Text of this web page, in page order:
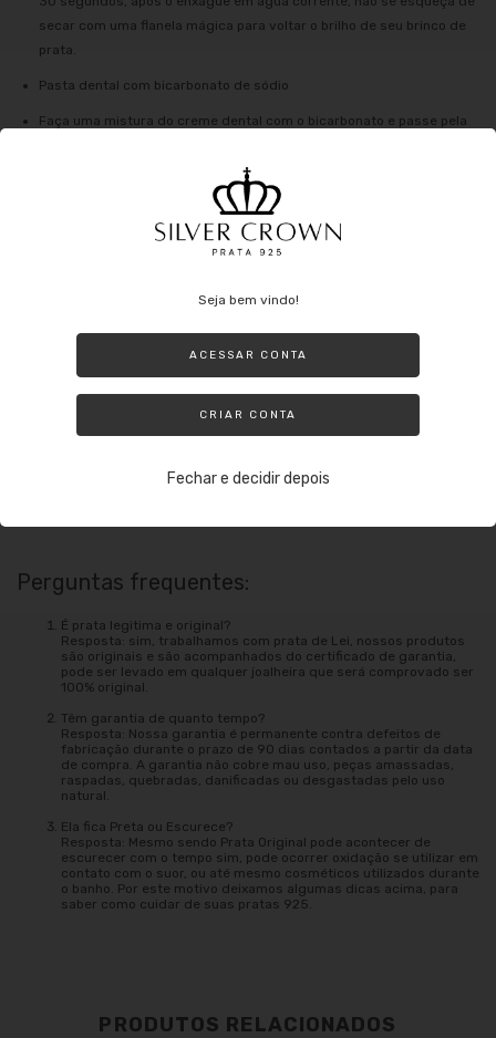
secar com uma flanela mágica para voltar o brilho de seu brinco de
prata.
Pasta dental com bicarbonato de sódio
Faça uma mistura do creme dental com o bicarbonato e passe pela
Deixe agir por 5 minutos e enxágue com água corrente e o lave com
um detergente neutro, por fim secar com uma flanela mágica, desta
forma irá voltar o brilho da prata.
Evite usar a Prata ao fazer tarefas domésticas que possam envolver o
Outros agentes que podem danificar: tintas de cabelo, perfumes e até
Perguntas frequentes:
É prata legitima e original?
Resposta: sim, trabalhamos com prata de Lei, nossos produtos
são originais e são acompanhados do certificado de garantia,
pode ser levado em qualquer joalheira que será comprovado ser
100% original.
Têm garantia de quanto tempo?
Resposta: Nossa garantia é permanente contra defeitos de
fabricação durante o prazo de 90 dias contados a partir da data
de compra. A garantia não cobre mau uso, peças amassadas,
raspadas, quebradas, danificadas ou desgastadas pelo uso
natural.
Ela fica Preta ou Escurece?
Resposta: Mesmo sendo Prata Original pode acontecer de
escurecer com o tempo sim, pode ocorrer oxidação se utilizar em
contato com o suor, ou até mesmo cosméticos utilizados durante
o banho. Por este motivo deixamos algumas dicas acima, para
saber como cuidar de suas pratas 925.
PRODUTOS RELACIONADOS
Seja bem vindo!
ACESSAR CONTA
CRIAR CONTA
Fechar e decidir depois